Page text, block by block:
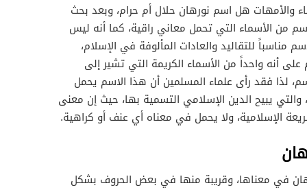
والأمهات هل اسم نورهان حلال أم حرام، وبعد بحث
من الأسماء التي تحمل معاني راقية، كما أنه ليس
مناسباً للتقاليد والعادات المألوفة في الإسلام،
أنه واحداً من الأسماء الكريمة التي تشير إلى
لذا فقد رأى علماء المسلمين أن هذا الاسم يحمل
والتي يبيح الدين الإسلامي التسمية بها، حيث إن معنى
الإسلامية، ولا يحمل في معناه أي عنف أو كراهية.
في معناها، وقريبة منها في بعض الحروف بشكل